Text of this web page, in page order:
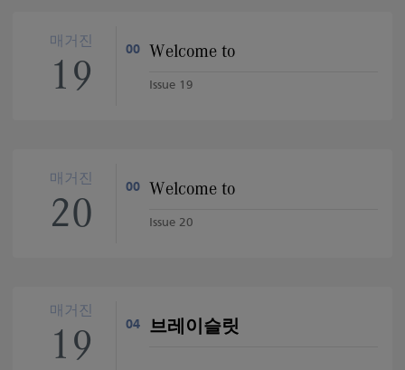
매거진
19
00 Welcome to
Issue 19
매거진
20
00 Welcome to
Issue 20
매거진
19 04 브레이슬릿